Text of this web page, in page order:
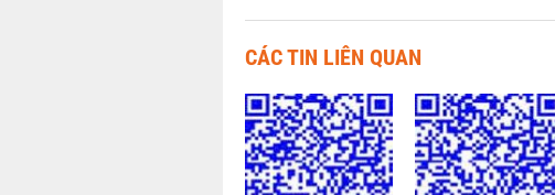
CÁC TIN LIÊN QUAN